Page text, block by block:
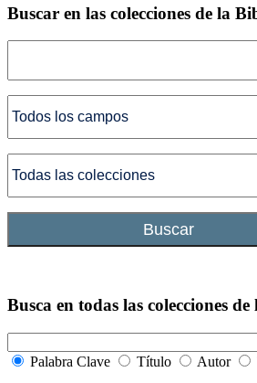
Buscar en las colecciones de la
Buscar
Busca en todas las colecciones
Palabra Clave Título Autor